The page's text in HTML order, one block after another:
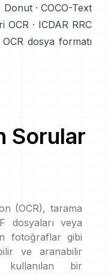
Donut· COCO-Text
OCR · ICDAR RRC
OCR dosya formatı
Sorular
(OCR), tarama
dosyaları veya
fotoğraflar gibi
ve aranabilir
bir